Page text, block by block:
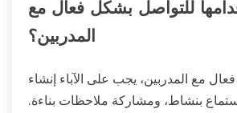
للتواصل بشكل فعال مع
المدربين؟
مع المدربين، يجب على الآباء إنشاء
بنشاط، ومشاركة ملاحظات بناءة.